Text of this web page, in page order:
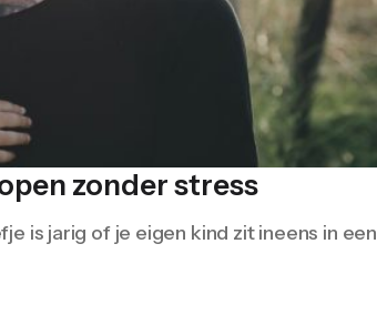
zonder stress
is jarig of je eigen kind zit ineens in een